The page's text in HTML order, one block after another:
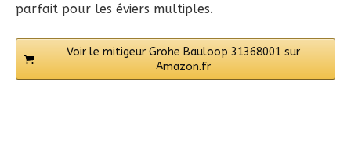
parfait pour les éviers multiples.
Voir le mitigeur Grohe Bauloop 31368001 sur
Amazon.fr